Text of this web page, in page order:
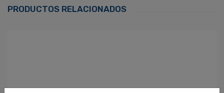
¿Olvidaste tu Contraseña?
PRODUCTOS RELACIONADOS